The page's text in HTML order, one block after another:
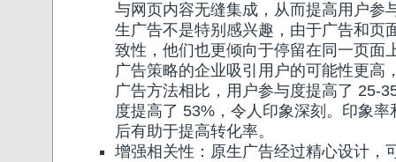
与网页内容无缝集成，从而提高用户参
生广告不是特别感兴趣，由于广告和页
致性，他们也更倾向于停留在同一页面
广告策略的企业吸引用户的可能性更高
广告方法相比，用户参与度提高了 25-
度提高了 53%，令人印象深刻。印象
后有助于提高转化率。
增强相关性：原生广告经过精心设计，